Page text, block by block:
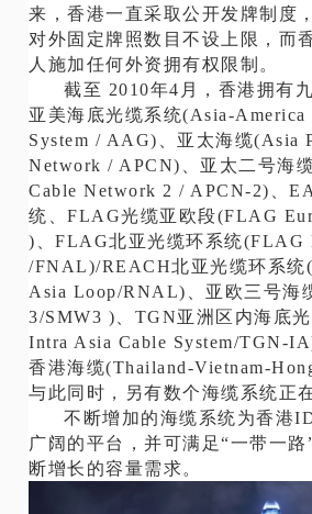
来，香港一直采取公开发牌制度
对外固定牌照数目不设上限，而
人施加任何外资拥有权限制。
截至 2010年4月，香港拥有
亚美海底光缆系统(Asia-America
System / AAG)、亚太海缆(Asia
Network / APCN)、亚太二号海
Cable Network 2 / APCN-2)、
统、FLAG光缆亚欧段(FLAG
)、FLAG北亚光缆环系统(FLAG
/FNAL)/REACH北亚光缆环系统
Asia Loop/RNAL)、亚欧三号海
3/SMW3 )、TGN亚洲区内海底
Intra Asia Cable System/TGN-
香港海缆(Thailand-Vietnam-
与此同时，另有数个海缆系统正
不断增加的海缆系统为香港
广阔的平台，并可满足“一带一路
断增长的容量需求。